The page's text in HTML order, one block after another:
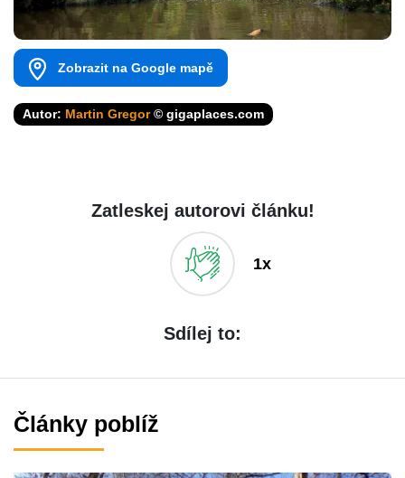
Zobrazit na Google mapě
Autor: Martin Gregor© gigaplaces.com
Zatleskej autorovi článku!
1x
Sdílej to:
Články poblíž